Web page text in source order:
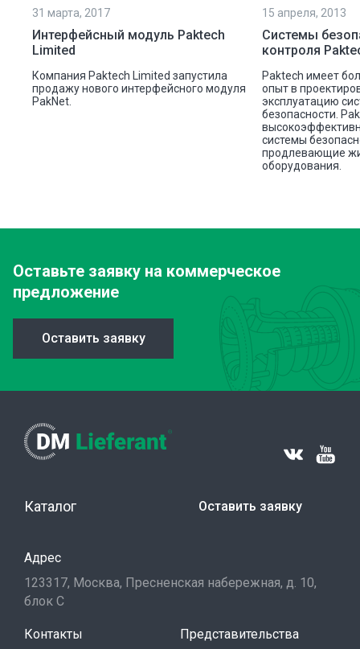
31 марта, 2017
Интерфейсный модуль Paktech
Limited
Компания Paktech Limited запустила
продажу нового интерфейсного модуля
PakNet.
15 апреля, 2013
Системы
контроля
Paktech имеет
опыт в
эксплуатацию
безопасности.
системы
продлевающие
оборудования.
Оставьте заявку на коммерческое
предложение
Оставить заявку
Каталог Оставить заявку
Адрес
123317, Москва, Пресненская набережная, д. 10,
блок С
Контакты Представительства